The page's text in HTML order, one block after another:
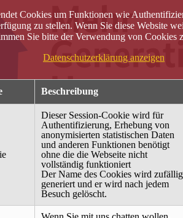
Cookies um Funktionen wie
zu stellen. Wenn Sie diese Website
Sie bitte der Verwendung von Cookies
Datenschutzerklärung anzeigen
Beschreibung
Dieser Session-Cookie wird für
Authentifizierung, Erhebung von
anonymisierten statistischen Daten
und anderen Funktionen benötigt
ohne die die Webseite nicht
vollständig funktioniert
Der Name des Cookies wird zufällig
generiert und er wird nach jedem
Besuch gelöscht.